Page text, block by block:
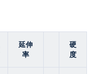
延伸
率
硬
度